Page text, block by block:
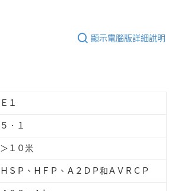
顯示電腦版詳細說明
Ｅ１
５．１
＞１０米
ＨＳＰ、ＨＦＰ、Ａ２ＤＰ和ＡＶＲＣＰ